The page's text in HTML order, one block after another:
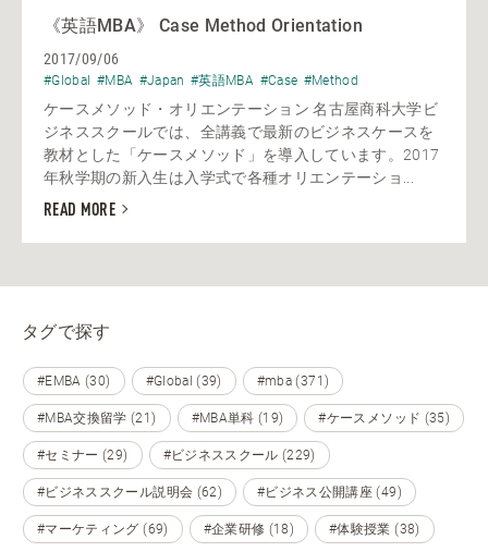
《英語MBA》 Case Method Orientation
2017/09/06
#Global #MBA #Japan #英語MBA #Case #Method
ケースメソッド・オリエンテーション 名古屋商科大学ビ
ジネススクールでは、全講義で最新のビジネスケースを
教材とした「ケースメソッド」を導入しています。2017
年秋学期の新入生は入学式で各種オリエンテーショ...
READ MORE
タグで探す
#EMBA (30) #Global (39) #mba (371)
#MBA交換留学 (21) #MBA単科 (19) #ケースメソッド (35)
#セミナー (29) #ビジネススクール (229)
#ビジネススクール説明会 (62) #ビジネス公開講座 (49)
#マーケティング (69) #企業研修 (18) #体験授業 (38)